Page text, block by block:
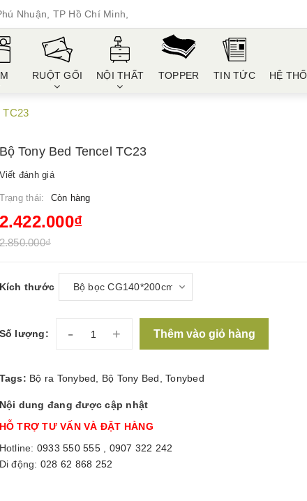
Nhuận, TP Hồ Chí Minh,
RUỘT GỐI NỘI THẤT TOPPER TIN TỨC HỆ
TC23
Bộ Tony Bed Tencel TC23
Viết đánh giá
Trạng thái: Còn hàng
2.422.000₫
Kích thước
Số lượng: - + Thêm vào giỏ hàng
Tags: Bộ ra Tonybed Bộ Tony Bed Tonybed
Nội dung đang được cập nhật
HỖ TRỢ TƯ VẤN VÀ ĐẶT HÀNG
Hotline: 0933 550 555
0907 322 242
Di động: 028 62 868 252